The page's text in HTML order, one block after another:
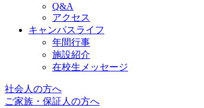
Q&A
アクセス
キャンパスライフ
年間行事
施設紹介
在校生メッセージ
社会人の方へ
ご家族・保証人の方へ